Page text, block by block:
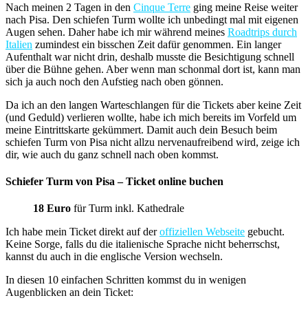
Nach meinen 2 Tagen in den Cinque Terre ging meine Reise weiter
nach Pisa. Den schiefen Turm wollte ich unbedingt mal mit eigenen
Augen sehen. Daher habe ich mir während meines Roadtrips durch
Italien zumindest ein bisschen Zeit dafür genommen. Ein langer
Aufenthalt war nicht drin, deshalb musste die Besichtigung schnell
über die Bühne gehen. Aber wenn man schonmal dort ist, kann man
sich ja auch noch den Aufstieg nach oben gönnen.
Da ich an den langen Warteschlangen für die Tickets aber keine Zeit
(und Geduld) verlieren wollte, habe ich mich bereits im Vorfeld um
meine Eintrittskarte gekümmert. Damit auch dein Besuch beim
schiefen Turm von Pisa nicht allzu nervenaufreibend wird, zeige ich
dir, wie auch du ganz schnell nach oben kommst.
Schiefer Turm von Pisa – Ticket online buchen
18 Euro für Turm inkl. Kathedrale
Ich habe mein Ticket direkt auf deroffiziellen Webseite gebucht.
Keine Sorge, falls du die italienische Sprache nicht beherrschst,
kannst du auch in die englische Version wechseln.
In diesen 10 einfachen Schritten kommst du in wenigen
Augenblicken an dein Ticket: